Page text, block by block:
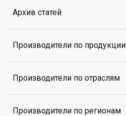
Архив статей
Производители по продукции
Производители по отраслям
Производители по регионам